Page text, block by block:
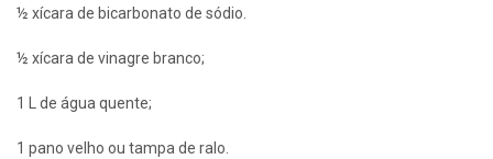
½ xícara de bicarbonato de sódio.
½ xícara de vinagre branco;
1 L de água quente;
1 pano velho ou tampa de ralo.